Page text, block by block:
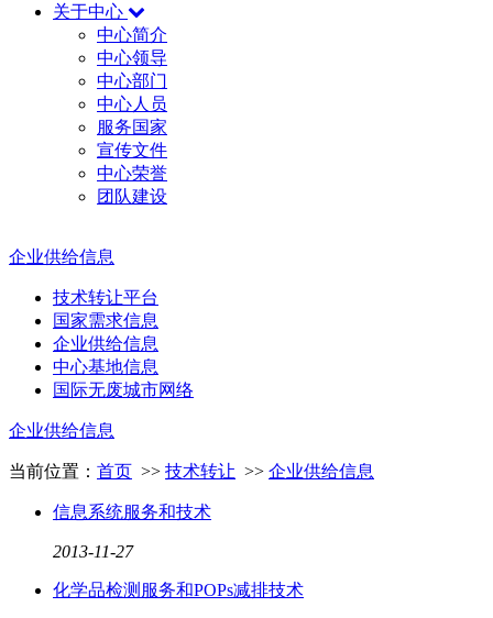
关于中心
中心简介
中心领导
中心部门
中心人员
服务国家
宣传文件
中心荣誉
团队建设
企业供给信息
技术转让平台
国家需求信息
企业供给信息
中心基地信息
国际无废城市网络
企业供给信息
当前位置： 首页 >> 技术转让 >> 企业供给信息
信息系统服务和技术
2013-11-27
化学品检测服务和POPs减排技术